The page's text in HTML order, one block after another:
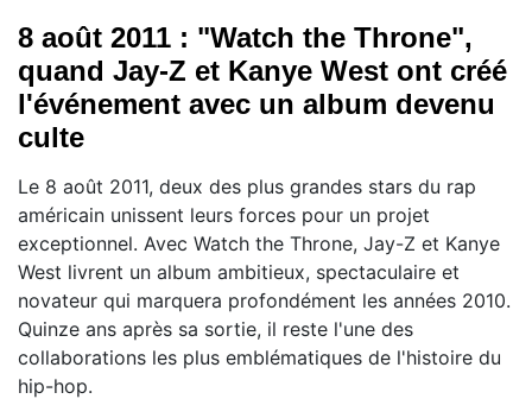
8 août 2011 : "Watch the Throne",
quand Jay-Z et Kanye West ont créé
l'événement avec un album devenu
culte
Le 8 août 2011, deux des plus grandes stars du rap
américain unissent leurs forces pour un projet
exceptionnel. Avec Watch the Throne, Jay-Z et Kanye
West livrent un album ambitieux, spectaculaire et
novateur qui marquera profondément les années 2010.
Quinze ans après sa sortie, il reste l'une des
collaborations les plus emblématiques de l'histoire du
hip-hop.